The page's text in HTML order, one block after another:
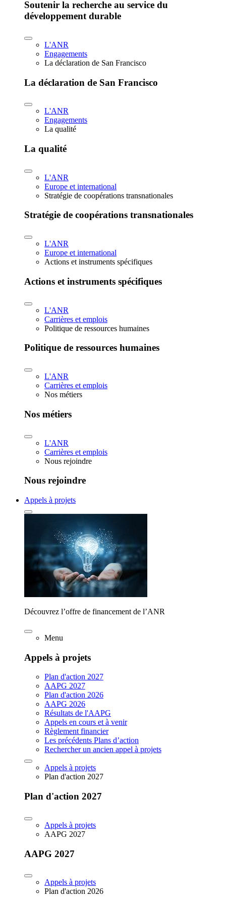
Soutenir la recherche au service du
développement durable
L'ANR
Engagements
La déclaration de San Francisco
La déclaration de San Francisco
L'ANR
Engagements
La qualité
La qualité
L'ANR
Europe et international
Stratégie de coopérations transnationales
Stratégie de coopérations transnationales
L'ANR
Europe et international
Actions et instruments spécifiques
Actions et instruments spécifiques
L'ANR
Carrières et emplois
Politique de ressources humaines
Politique de ressources humaines
L'ANR
Carrières et emplois
Nos métiers
Nos métiers
L'ANR
Carrières et emplois
Nous rejoindre
Nous rejoindre
Appels à projets
Découvrez l’offre de financement de l’ANR
Menu
Appels à projets
Plan d'action 2027
AAPG 2027
Plan d'action 2026
AAPG 2026
Résultats de l'AAPG
Appels en cours et à venir
Règlement financier
Les précédents Plans d’action
Rechercher un ancien appel à projets
Appels à projets
Plan d'action 2027
Plan d'action 2027
Appels à projets
AAPG 2027
AAPG 2027
Appels à projets
Plan d'action 2026